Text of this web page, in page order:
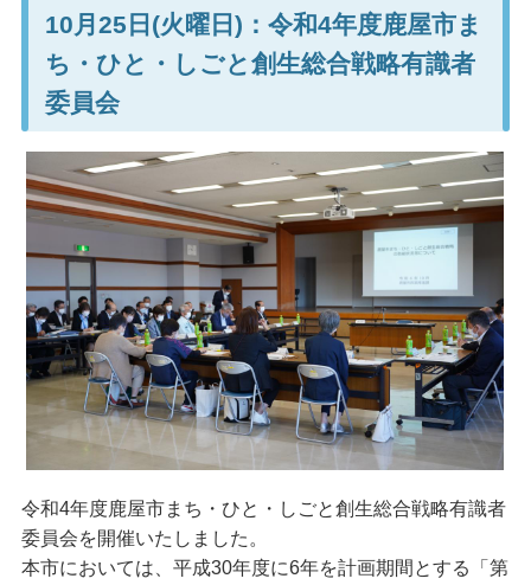
10月25日(火曜日)：令和4年度鹿屋市ま
ち・ひと・しごと創生総合戦略有識者
委員会
令和4年度鹿屋市まち・ひと・しごと創生総合戦略有識者
委員会を開催いたしました。
本市においては、平成30年度に6年を計画期間とする「第